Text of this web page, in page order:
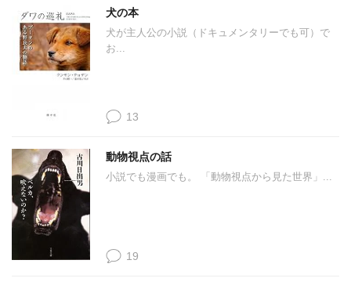
犬の本
犬が主人公の小説（ドキュメンタリーでも可）で
お...
13
動物視点の話
小説でも漫画でも。 「動物視点から見た世界」...
19